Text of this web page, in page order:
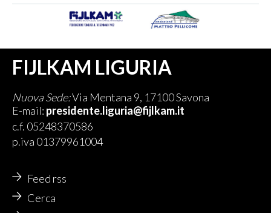
FIJLKAM LIGURIA
Nuova Sede:Via Mentana 9, 17100 Savona
E-mail: presidente.liguria@fijlkam.it
c.f. 05248370586
p.iva 01379961004
Feed rss
Cerca